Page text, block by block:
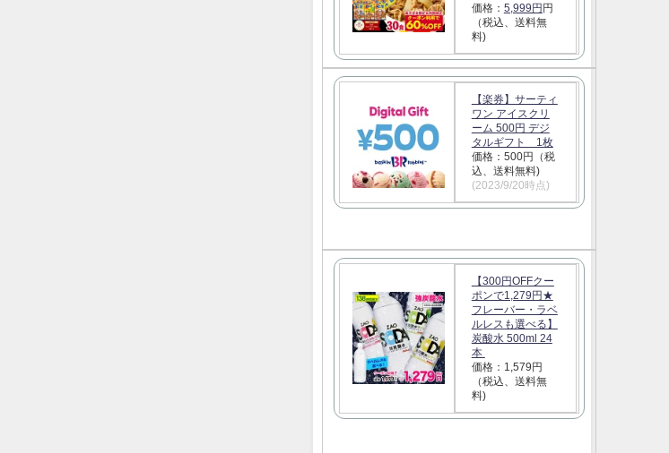
価格： 5,999円 円
（税込、送料無
料)
【楽券】サーティ
ワン アイスクリ
ーム 500円 デジ
タルギフト 1枚
価格：500円（税
込、送料無料)
(2023/9/20時点)
【300円OFFクー
ポンで1,279円★
フレーバー・ラベ
ルレスも選べる】
炭酸水 500ml 24
本
価格：1,579円
（税込、送料無
料)